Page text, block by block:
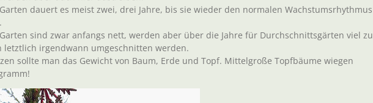
dauert es meist zwei, drei Jahre, bis sie wieder den normalen Wachstumsrhythmus
sind zwar anfangs nett, werden aber über die Jahre für Durchschnittsgärten viel zu
letztlich irgendwann umgeschnitten werden.
sollte man das Gewicht von Baum, Erde und Topf. Mittelgroße Topfbäume wiegen